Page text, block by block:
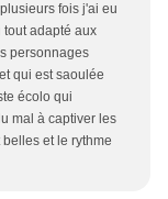
fois j'ai eu
tout adapté aux
personnages
qui est saoulée
écolo qui
mal à captiver les
et le rythme